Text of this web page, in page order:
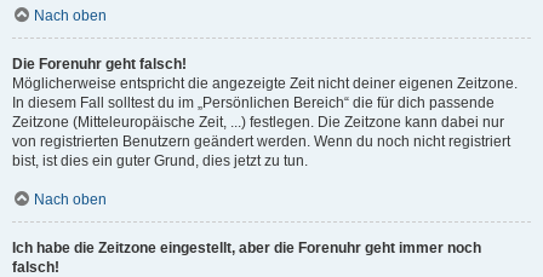
Nach oben
Die Forenuhr geht falsch!
Möglicherweise entspricht die angezeigte Zeit nicht deiner eigenen Zeitzone.
In diesem Fall solltest du im „Persönlichen Bereich“ die für dich passende
Zeitzone (Mitteleuropäische Zeit, ...) festlegen. Die Zeitzone kann dabei nur
von registrierten Benutzern geändert werden. Wenn du noch nicht registriert
bist, ist dies ein guter Grund, dies jetzt zu tun.
Nach oben
Ich habe die Zeitzone eingestellt, aber die Forenuhr geht immer noch
falsch!